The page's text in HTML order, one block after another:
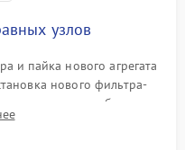
узлов
и пайка нового агрегата
нового фильтра-
вентиляторов обдува,
дверных петель.